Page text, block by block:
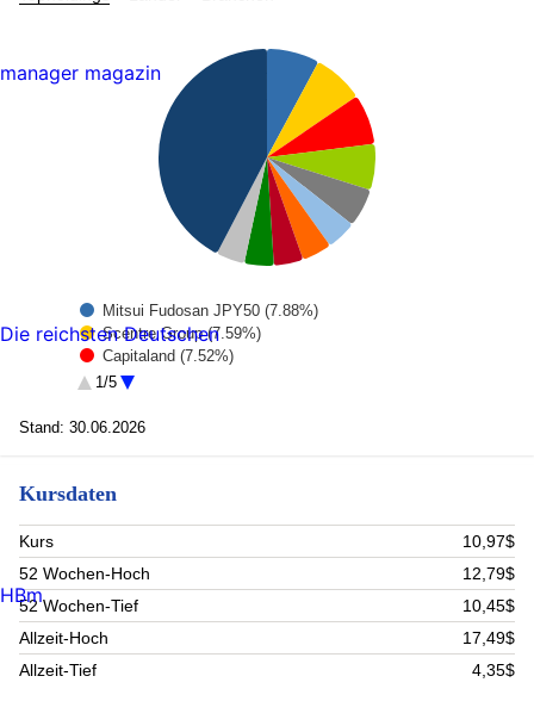
Mitsui Fudosan JPY50 (7.88%)
Scentre Group (7.59%)
Capitaland (7.52%)
Link Reit (6.9%)
Charter Hall Retail REIT (4.52%)
Kenedix Realty (4.39%)
1/5
Stand: 30.06.2026
Kursdaten
Kurs
10,97$
52 Wochen-Hoch
12,79$
52 Wochen-Tief
10,45$
Allzeit-Hoch
17,49$
Allzeit-Tief
4,35$
manager magazin
Die reichsten Deutschen
HBm